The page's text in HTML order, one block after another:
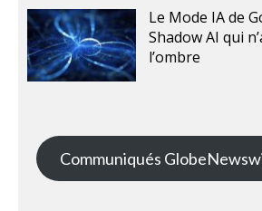
Le Mode IA de
Shadow AI qui
l’ombre
Communiqués